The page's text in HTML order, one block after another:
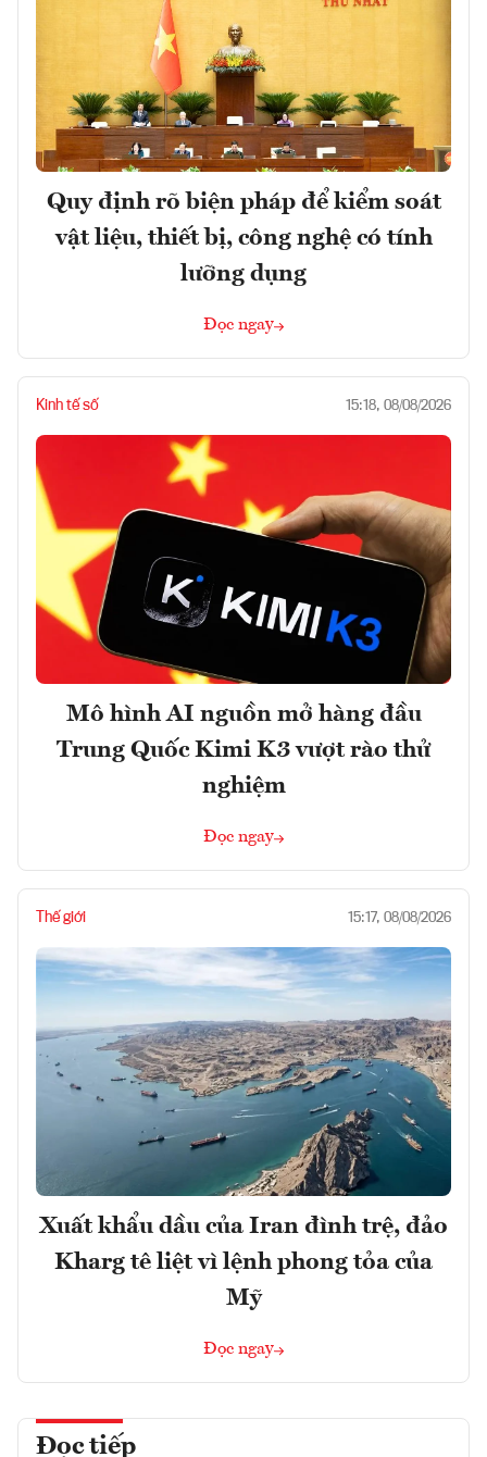
Quy định rõ biện pháp để kiểm soát
vật liệu, thiết bị, công nghệ có tính
lưỡng dụng
Đọc ngay
Kinh tế số 15:18, 08/08/2026
Mô hình AI nguồn mở hàng đầu
Trung Quốc Kimi K3 vượt rào thử
nghiệm
Đọc ngay
Thế giới 15:17, 08/08/2026
Xuất khẩu dầu của Iran đình trệ, đảo
Kharg tê liệt vì lệnh phong tỏa của
Mỹ
Đọc ngay
Đọc tiếp